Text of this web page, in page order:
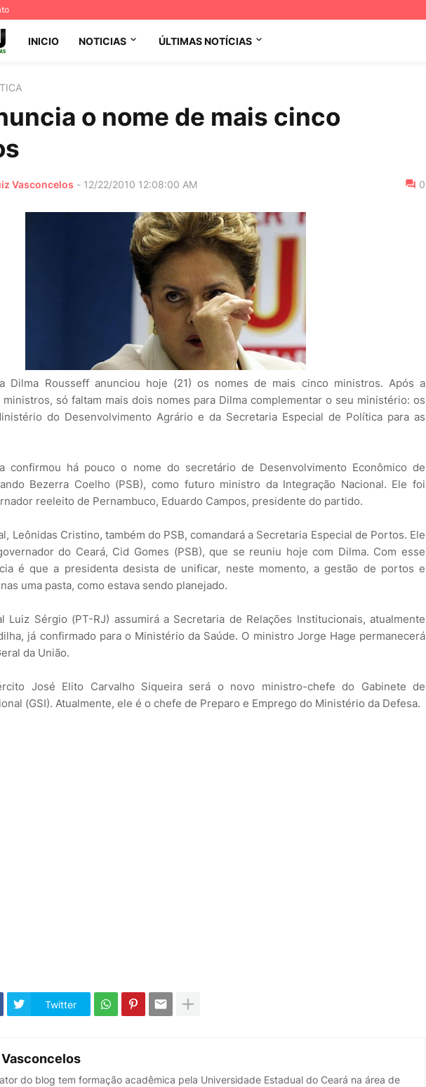
INICIO NOTICIAS ÚLTIMAS NOTÍCIAS
o nome de mais cinco
Vasconcelos - 12/22/2010 12:08:00 AM 0
Dilma Rousseff anunciou hoje (21) os nomes de mais cinco ministros. Após a
só faltam mais dois nomes para Dilma complementar o seu ministério: os
do Desenvolvimento Agrário e da Secretaria Especial de Política para as
confirmou há pouco o nome do secretário de Desenvolvimento Econômico de
Bezerra Coelho (PSB), como futuro ministro da Integração Nacional. Ele foi
reeleito de Pernambuco, Eduardo Campos, presidente do partido.
Leônidas Cristino, também do PSB, comandará a Secretaria Especial de Portos. Ele
do Ceará, Cid Gomes (PSB), que se reuniu hoje com Dilma. Com esse
é que a presidenta desista de unificar, neste momento, a gestão de portos e
uma pasta, como estava sendo planejado.
Luiz Sérgio (PT-RJ) assumirá a Secretaria de Relações Institucionais, atualmente
já confirmado para o Ministério da Saúde. O ministro Jorge Hage permanecerá
da União.
José Elito Carvalho Siqueira será o novo ministro-chefe do Gabinete de
(GSI). Atualmente, ele é o chefe de Preparo e Emprego do Ministério da Defesa.
Twitter
Vasconcelos
do blog tem formação acadêmica pela Universidade Estadual do Ceará na área de